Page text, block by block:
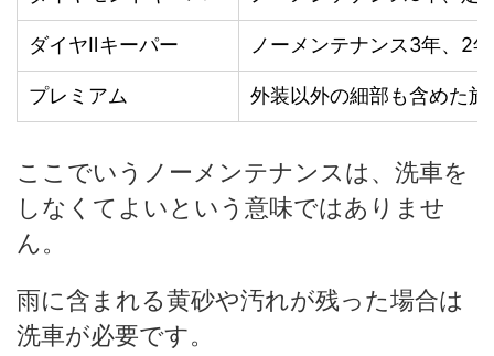
ダイヤⅡキーパー ノーメンテナンス3年、2
プレミアム 外装以外の細部も含めた
ここでいうノーメンテナンスは、洗車を
しなくてよいという意味ではありませ
ん。
雨に含まれる黄砂や汚れが残った場合は
洗車が必要です。